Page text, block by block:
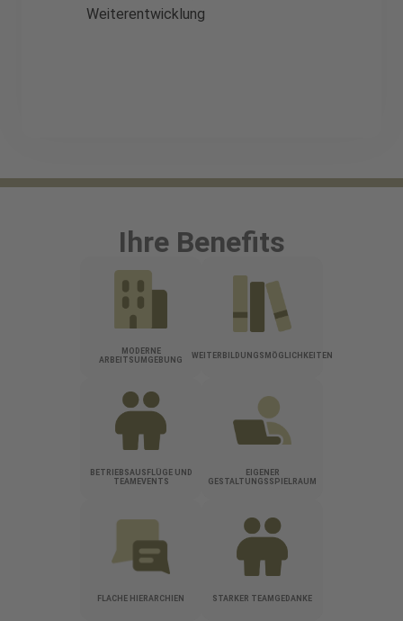
Weiterentwicklung
Ihre Benefits
MODERNE
ARBEITSUMGEBUNG
WEITERBILDUNGSMÖGLICHKEITEN
BETRIEBSAUSFLÜGE UND
TEAMEVENTS
EIGENER
GESTALTUNGSSPIELRAUM
FLACHE HIERARCHIEN STARKER TEAMGEDANKE